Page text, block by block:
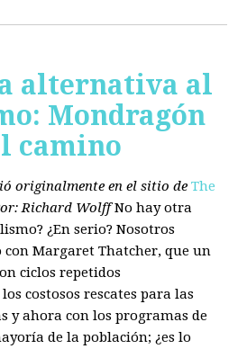
alternativa al
Mondragón
camino
originalmente en el sitio deThe
Richard Wolff No hay otra
¿En serio? Nosotros
con Margaret Thatcher, que un
ciclos repetidos
costosos rescates para las
y ahora con los programas de
de la población; ¿es lo